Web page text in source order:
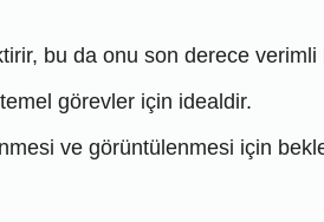
bu da onu son derece verimli
görevler için idealdir.
ve görüntülenmesi için